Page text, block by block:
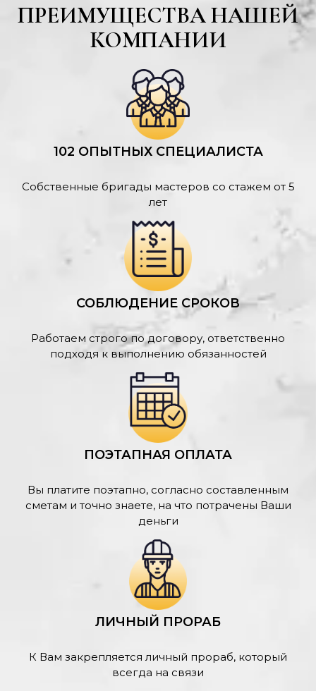
ПРЕИМУЩЕСТВА НАШЕЙ
КОМПАНИИ
102 ОПЫТНЫХ СПЕЦИАЛИСТА
Собственные бригады мастеров со стажем от 5
лет
СОБЛЮДЕНИЕ СРОКОВ
Работаем строго по договору, ответственно
подходя к выполнению обязанностей
ПОЭТАПНАЯ ОПЛАТА
Вы платите поэтапно, согласно составленным
сметам и точно знаете, на что потрачены Ваши
деньги
ЛИЧНЫЙ ПРОРАБ
К Вам закрепляется личный прораб, который
всегда на связи